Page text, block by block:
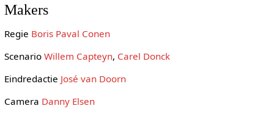
Makers
Regie Boris Paval Conen
Scenario Willem Capteyn, Carel Donck
Eindredactie José van Doorn
Camera Danny Elsen